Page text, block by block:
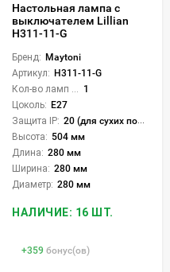
Настольная лампа с
выключателем Lillian
H311-11-G
Бренд: Maytoni
Артикул: H311-11-G
1
Цоколь: E27
Защита IP: 20 (для сухих пом.)
Высота: 504 мм
Длина: 280 мм
Ширина: 280 мм
Диаметр: 280 мм
НАЛИЧИЕ: 16 ШТ.
+359 бонус(ов)